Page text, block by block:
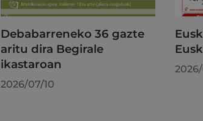
Debabarreneko 36 gazte
aritu dira Begirale
ikastaroan
2026/07/10